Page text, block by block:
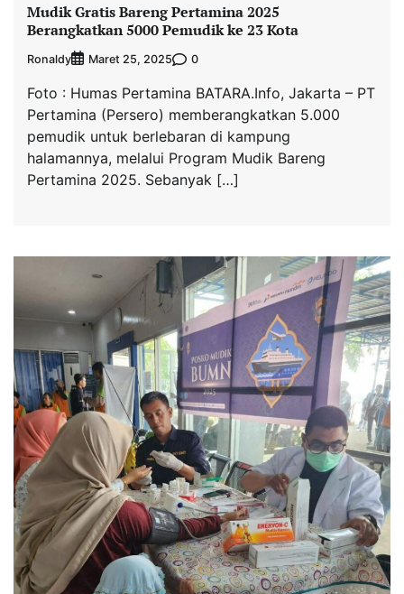
Mudik Gratis Bareng Pertamina 2025
Berangkatkan 5000 Pemudik ke 23 Kota
Ronaldy Maret 25, 2025 0
Foto : Humas Pertamina BATARA.Info, Jakarta – PT
Pertamina (Persero) memberangkatkan 5.000
pemudik untuk berlebaran di kampung
halamannya, melalui Program Mudik Bareng
Pertamina 2025. Sebanyak […]